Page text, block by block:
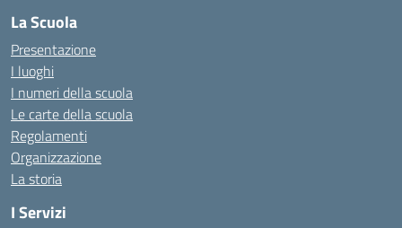
La Scuola
Presentazione
I luoghi
I numeri della scuola
Le carte della scuola
Regolamenti
Organizzazione
La storia
I Servizi